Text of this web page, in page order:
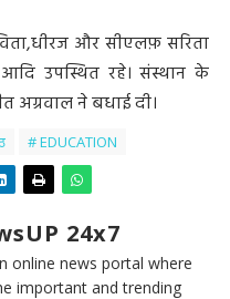
और सीएलफ़ सरिता
उपस्थित रहे। संस्थान के
अग्रवाल ने बधाई दी।
# EDUCATION
24x7
online news portal where
important and trending